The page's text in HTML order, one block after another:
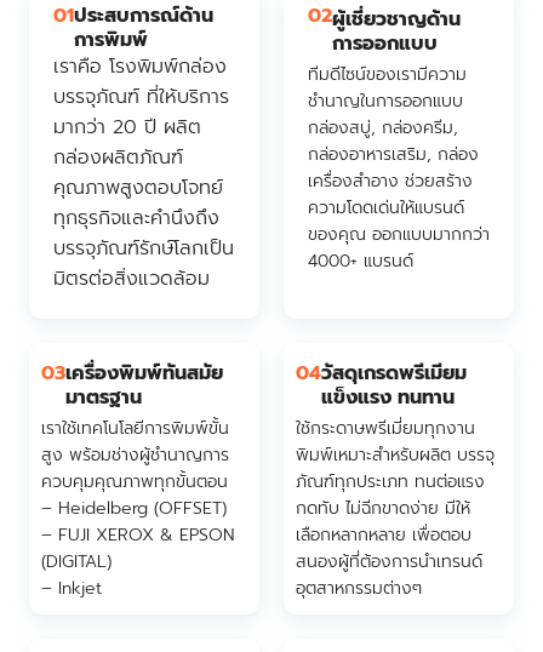
01ประสบการณ์ด้าน
การพิมพ์
เราคือ โรงพิมพ์กล่อง
บรรจุภัณฑ์ ที่ให้บริการ
มากว่า 20 ปี ผลิต
กล่องผลิตภัณฑ์
คุณภาพสูงตอบโจทย์
ทุกธุรกิจและคำนึงถึง
บรรจุภัณฑ์รักษ์โลกเป็น
มิตรต่อสิ่งแวดล้อม
02ผู้เชี่ยวชาญด้าน
การออกแบบ
ทีมดีไซน์ของเรามีความ
ชำนาญในการออกแบบ
กล่องสบู่, กล่องครีม,
กล่องอาหารเสริม, กล่อง
เครื่องสำอาง ช่วยสร้าง
ความโดดเด่นให้แบรนด์
ของคุณ ออกแบบมากกว่า
4000+ แบรนด์
03เครื่องพิมพ์ทันสมัย
มาตรฐาน
เราใช้เทคโนโลยีการพิมพ์ขั้น
สูง พร้อมช่างผู้ชำนาญการ
ควบคุมคุณภาพทุกขั้นตอน
– Heidelberg (OFFSET)
– FUJI XEROX & EPSON
(DIGITAL)
– Inkjet
04วัสดุเกรดพรีเมียม
แข็งแรง ทนทาน
ใช้กระดาษพรีเมี่ยมทุกงาน
พิมพ์เหมาะสำหรับผลิต บรรจุ
ภัณฑ์ทุกประเภท ทนต่อแรง
กดทับ ไม่ฉีกขาดง่าย มีให้
เลือกหลากหลาย เพื่อตอบ
สนองผู้ที่ต้องการนำเทรนด์
อุตสาหกรรมต่างๆ